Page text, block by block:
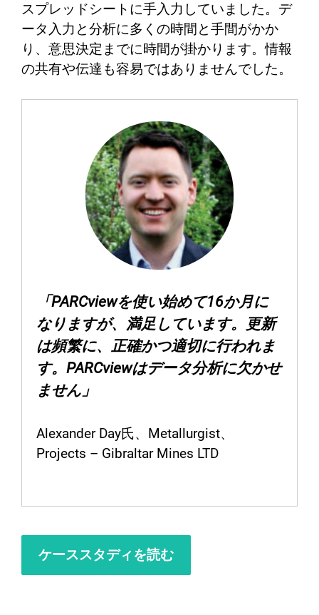
スプレッドシートに手入力していました。デ
ータ入力と分析に多くの時間と手間がかか
り、意思決定までに時間が掛かります。情報
の共有や伝達も容易ではありませんでした。
「PARCviewを使い始めて16か月に
なりますが、満足しています。更新
は頻繁に、正確かつ適切に行われま
す。PARCviewはデータ分析に欠かせ
ません」
Alexander Day氏、Metallurgist、
Projects – Gibraltar Mines LTD
ケーススタディを読む